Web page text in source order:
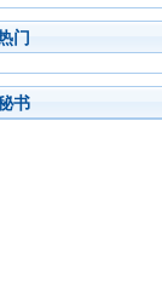
门
书